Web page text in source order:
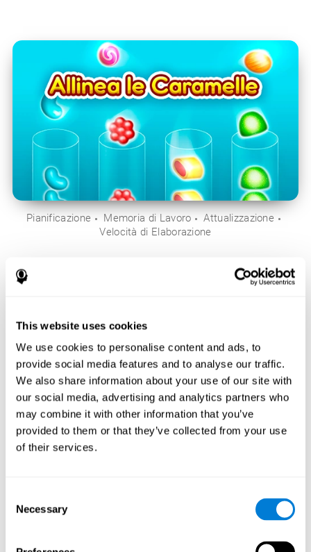
This website uses cookies
We use cookies to personalise content and ads, to
provide social media features and to analyse our traffic.
We also share information about your use of our site with
our social media, advertising and analytics partners who
may combine it with other information that you’ve
provided to them or that they’ve collected from your use
of their services.
Selection
Necessary
Pianificazione Memoria di Lavoro
Attualizzazione
Velocità di Elaborazione